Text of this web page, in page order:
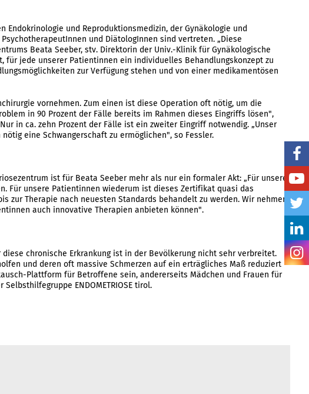
und Reproduktionsmedizin, der Gynäkologie und
und DiätologInnen sind vertreten. „Diese
Beata Seeber, stv. Direktorin der Univ.-Klinik für Gynäkologische
für jede unserer Patientinnen ein individuelles Behandlungskonzept zu
zur Verfügung stehen und von einer medikamentösen
vornehmen. Zum einen ist diese Operation oft nötig, um die
in 90 Prozent der Fälle bereits im Rahmen dieses Eingriffs lösen",
in ca. zehn Prozent der Fälle ist ein zweiter Eingriff notwendig. „Unser
eine Schwangerschaft zu ermöglichen", so Fessler.
ist für Beata Seeber mehr als nur ein formaler Akt: „Für unsere
Für unsere Patientinnen wiederum ist dieses Zertifikat quasi das
zur Therapie nach neuesten Standards behandelt zu werden. Wir nehmen
auch innovative Therapien anbieten können".
chronische Erkrankung ist in der Bevölkerung nicht sehr verbreitet.
und deren oft massive Schmerzen auf ein erträgliches Maß reduziert
Plattform für Betroffene sein, andererseits Mädchen und Frauen für
ENDOMETRIOSE tirol.